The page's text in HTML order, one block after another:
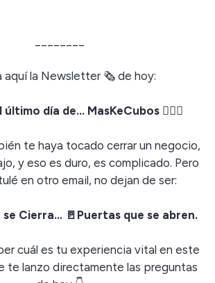
aquí la Newsletter 🗞️ de hoy:
último día de… MasKeCubos 🤹🏻‍♀️
te haya tocado cerrar un negocio,
y eso es duro, es complicado. Pero
en otro email, no dejan de ser:
se Cierra… 🚪Puertas que se abren.
cuál es tu experiencia vital en este
te lanzo directamente las preguntas